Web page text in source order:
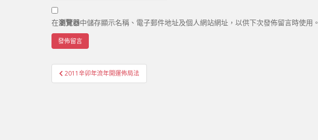
在瀏覽器中儲存顯示名稱、電子郵件地址及個人網站網址，以供下次發佈留言時使用。
文章導覽
2011辛卯年流年開運佈局法